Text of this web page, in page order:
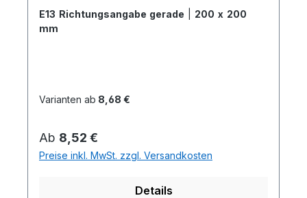
E13 Richtungsangabe gerade
200 x 200
mm
Varianten ab 8,68 €
Regulärer Preis:
Ab 8,52 €
Preise inkl. MwSt. zzgl. Versandkosten
Details